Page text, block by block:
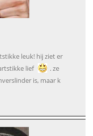
leuk! hij ziet er
lief
. ze
is, maar k